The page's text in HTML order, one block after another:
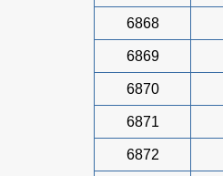
6868
6869
6870
6871
6872